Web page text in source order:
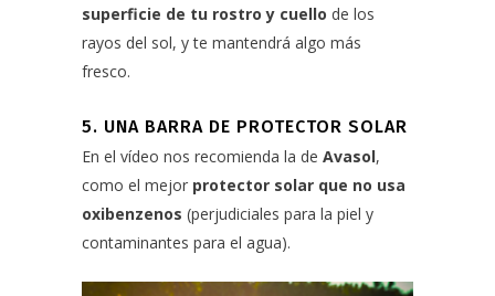
superficie de tu rostro y cuello de los
rayos del sol, y te mantendrá algo más
fresco.
5. UNA BARRA DE PROTECTOR SOLAR
En el vídeo nos recomienda la de Avasol,
como el mejor protector solar que no usa
oxibenzenos (perjudiciales para la piel y
contaminantes para el agua).